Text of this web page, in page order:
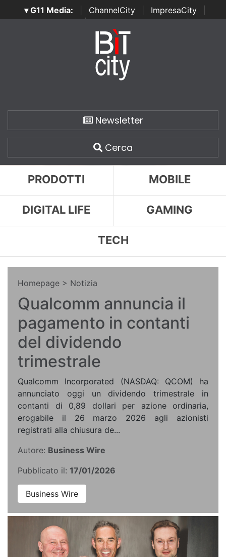
▾ G11 Media: ChannelCity ImpresaCity
SecurityOpenLab | Italian Channel Awards | Italian
Italian Security Awards
Newsletter
Cerca
PRODOTTI MOBILE
DIGITAL LIFE GAMING
TECH
Homepage > Notizia
Qualcomm annuncia il
pagamento in contanti
del dividendo
trimestrale
Qualcomm Incorporated (NASDAQ: QCOM) ha
annunciato oggi un dividendo trimestrale in
contanti di 0,89 dollari per azione ordinaria,
erogabile il 26 marzo 2026 agli azionisti
registrati alla chiusura de...
Autore: Business Wire
Pubblicato il: 17/01/2026
Business Wire